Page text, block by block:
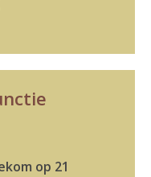
op 21